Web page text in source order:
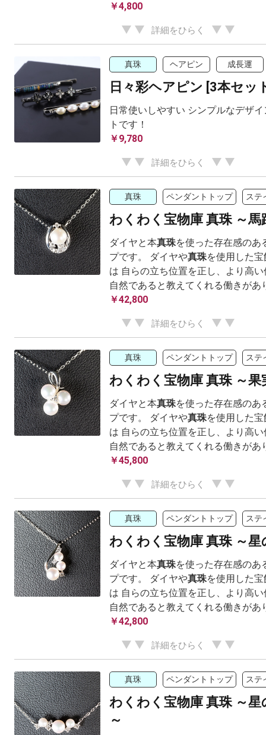
￥4,800
詳細をひらく
真珠 ヘアピン 成長運
日々彩ヘアピン [3本セッ
日常使いしやすい シンプルなデザ
トです！
￥9,780
詳細をひらく
真珠 ペンダントトップ ステ
わくわく宝物庫 真珠 ～馬
ダイヤと本真珠を使った存在感のあ
プです。 ダイヤや真珠を使用した
は 自らの立ち位置を正し、より高
自然であると教えてくれる働きがあ
￥42,800
詳細をひらく
真珠 ペンダントトップ ステ
わくわく宝物庫 真珠 ～果
ダイヤと本真珠を使った存在感のあ
プです。 ダイヤや真珠を使用した
は 自らの立ち位置を正し、より高
自然であると教えてくれる働きがあ
￥45,800
詳細をひらく
真珠 ペンダントトップ ステ
わくわく宝物庫 真珠 ～
ダイヤと本真珠を使った存在感のあ
プです。 ダイヤや真珠を使用した
は 自らの立ち位置を正し、より高
自然であると教えてくれる働きがあ
￥42,800
詳細をひらく
真珠 ペンダントトップ ステ
わくわく宝物庫 真珠 ～
～